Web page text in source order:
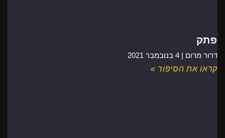
פתק
דרור מרום | 4 בנובמבר 2021
קראו את הסיפור »